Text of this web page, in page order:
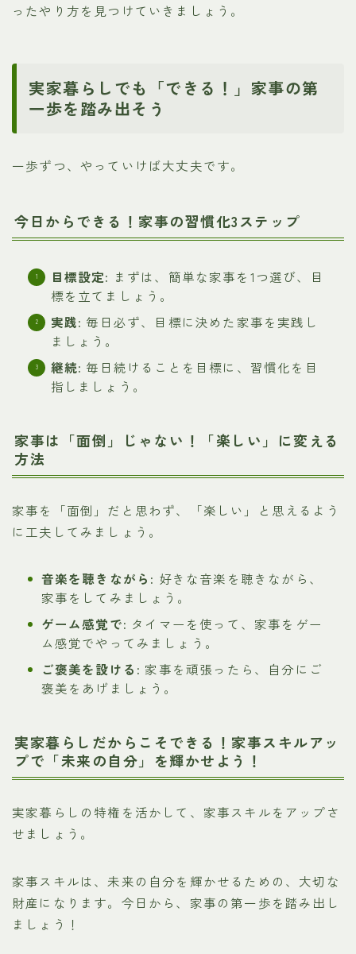
ったやり方を見つけていきましょう。
実家暮らしでも「できる！」家事の第
一歩を踏み出そう
一歩ずつ、やっていけば大丈夫です。
今日からできる！家事の習慣化3ステップ
目標設定: まずは、簡単な家事を1つ選び、目
標を立てましょう。
実践: 毎日必ず、目標に決めた家事を実践し
ましょう。
継続: 毎日続けることを目標に、習慣化を目
指しましょう。
家事は「面倒」じゃない！「楽しい」に変える
方法
家事を「面倒」だと思わず、「楽しい」と思えるよう
に工夫してみましょう。
音楽を聴きながら: 好きな音楽を聴きながら、
家事をしてみましょう。
ゲーム感覚で: タイマーを使って、家事をゲー
ム感覚でやってみましょう。
ご褒美を設ける: 家事を頑張ったら、自分にご
褒美をあげましょう。
実家暮らしだからこそできる！家事スキルアッ
プで「未来の自分」を輝かせよう！
実家暮らしの特権を活かして、家事スキルをアップさ
せましょう。
家事スキルは、未来の自分を輝かせるための、大切な
財産になります。今日から、家事の第一歩を踏み出し
ましょう！